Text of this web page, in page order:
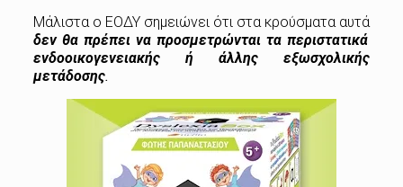
Μάλιστα ο ΕΟΔΥ σημειώνει ότι στα κρούσματα αυτά
δεν θα πρέπει να προσμετρώνται τα περιστατικά
ενδοοικογενειακής ή άλλης εξωσχολικής
μετάδοσης.